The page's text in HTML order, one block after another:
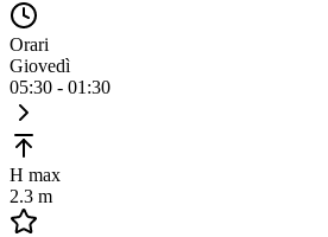
Orari
Giovedì
05:30 - 01:30
H max
2.3 m